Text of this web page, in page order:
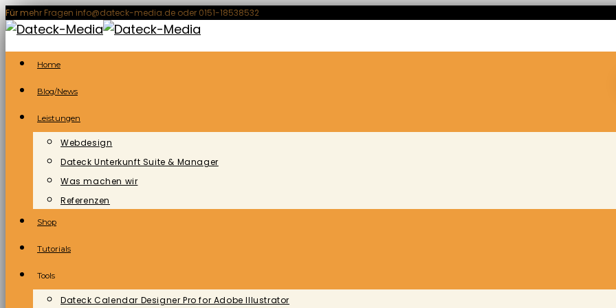
Zum
Inhalt
springen
Für mehr Fragen info@dateck-media.de oder 0151-18538532
Home
Blog/News
Leistungen
Webdesign
Dateck Unterkunft Suite & Manager
Was machen wir
Referenzen
Shop
Tutorials
Tools
Dateck Calendar Designer Pro for Adobe Illustrator